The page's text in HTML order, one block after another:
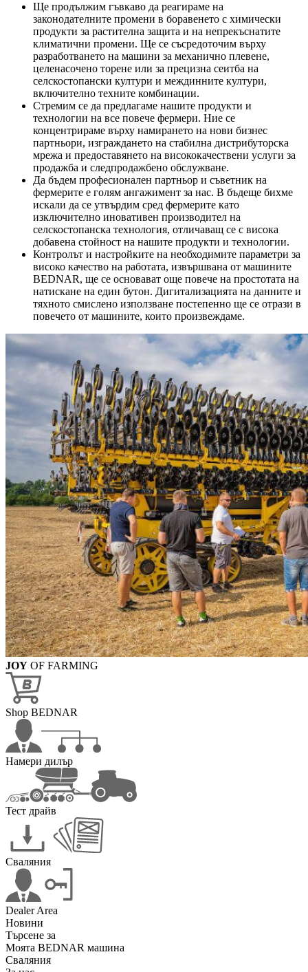
Ще продължим гъвкаво да реагираме на
законодателните промени в боравенето с химически
продукти за растителна защита и на непрекъснатите
климатични промени. Ще се съсредоточим върху
разработването на машини за механично плевене,
целенасочено торене или за прецизна сеитба на
селскостопански култури и междинните култури,
включително техните комбинации.
Стремим се да предлагаме нашите продукти и
технологии на все повече фермери. Ние се
концентрираме върху намирането на нови бизнес
партньори, изграждането на стабилна дистрибуторска
мрежа и предоставянето на висококачествени услуги за
продажба и следпродажбено обслужване.
Да бъдем професионален партньор и съветник на
фермерите е голям ангажимент за нас. В бъдеще бихме
искали да се утвърдим сред фермерите като
изключително иновативен производител на
селскостопанска технология, отличаващ се с висока
добавена стойност на нашите продукти и технологии.
Контролът и настройките на необходимите параметри за
високо качество на работата, извършвана от машините
BEDNAR, ще се основават още повече на простотата на
натискане на един бутон. Дигитализацията на данните и
тяхното смислено използване постепенно ще се отрази в
повечето от машините, които произвеждаме.
JOY OF FARMING
Shop BEDNAR
Намери дилър
Тест драйв
Сваляния
Dealer Area
Новини
Търсене за
Моята BEDNAR машина
Сваляния